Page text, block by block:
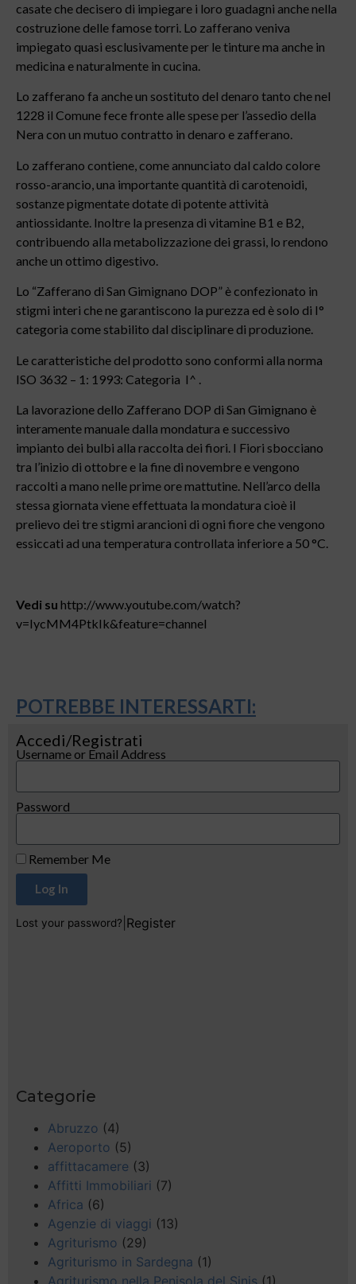
casate che decisero di impiegare i loro guadagni anche nella
costruzione delle famose torri. Lo zafferano veniva
impiegato quasi esclusivamente per le tinture ma anche in
medicina e naturalmente in cucina.
Lo zafferano fa anche un sostituto del denaro tanto che nel
1228 il Comune fece fronte alle spese per l’assedio della
Nera con un mutuo contratto in denaro e zafferano.
Lo zafferano contiene, come annunciato dal caldo colore
rosso-arancio, una importante quantità di carotenoidi,
sostanze pigmentate dotate di potente attività
antiossidante. Inoltre la presenza di vitamine B1 e B2,
contribuendo alla metabolizzazione dei grassi, lo rendono
anche un ottimo digestivo.
Lo “Zafferano di San Gimignano DOP” è confezionato in
stigmi interi che ne garantiscono la purezza ed è solo di I°
categoria come stabilito dal disciplinare di produzione.
Le caratteristiche del prodotto sono conformi alla norma
ISO 3632 – 1: 1993: Categoria I^ .
La lavorazione dello Zafferano DOP di San Gimignano è
interamente manuale dalla mondatura e successivo
impianto dei bulbi alla raccolta dei fiori. I Fiori sbocciano
tra l’inizio di ottobre e la fine di novembre e vengono
raccolti a mano nelle prime ore mattutine. Nell’arco della
stessa giornata viene effettuata la mondatura cioè il
prelievo dei tre stigmi arancioni di ogni fiore che vengono
essiccati ad una temperatura controllata inferiore a 50 °C.
Vedi su http://www.youtube.com/watch?
v=IycMM4PtkIk&feature=channel
POTREBBE INTERESSARTI:
Accedi/Registrati
Username or Email Address
Password
Remember Me
Log In
Lost your password? Register
Categorie
Abruzzo (4)
Aeroporto (5)
affittacamere (3)
Affitti Immobiliari (7)
Africa (6)
Agenzie di viaggi (13)
Agriturismo (29)
Agriturismo in Sardegna (1)
Agriturismo nella Penisola del Sinis (1)